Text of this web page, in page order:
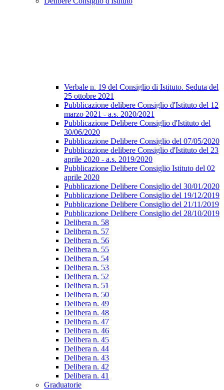
Verbale n. 19 del Consiglio di Istituto. Seduta del
25 ottobre 2021
Pubblicazione delibere Consiglio d'Istituto del 12
marzo 2021 - a.s. 2020/2021
Pubblicazione Delibere Consiglio d'Istituto del
30/06/2020
Pubblicazione Delibere Consiglio del 07/05/2020
Pubblicazione delibere Consiglio d'Istituto del 23
aprile 2020 - a.s. 2019/2020
Pubblicazione Delibere Consiglio Istituto del 02
aprile 2020
Pubblicazione Delibere Consiglio del 30/01/2020
Pubblicazione Delibere Consiglio del 19/12/2019
Pubblicazione Delibere Consiglio del 21/11/2019
Pubblicazione Delibere Consiglio del 28/10/2019
Delibera n. 58
Delibera n. 57
Delibera n. 56
Delibera n. 55
Delibera n. 54
Delibera n. 53
Delibera n. 52
Delibera n. 51
Delibera n. 50
Delibera n. 49
Delibera n. 48
Delibera n. 47
Delibera n. 46
Delibera n. 45
Delibera n. 44
Delibera n. 43
Delibera n. 42
Delibera n. 41
Graduatorie